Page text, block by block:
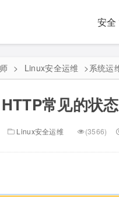
安全
> Linux安全运维 >系统运
HTTP常见的状
Linux安全运维 (3566)